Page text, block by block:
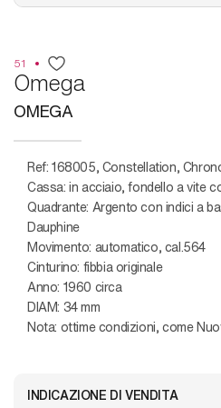
51
Omega
OMEGA
Ref: 168005, Constellation,
Cassa: in acciaio, fondello a vite
Quadrante: Argento con indici a
Dauphine
Movimento: automatico, cal.564
Cinturino: fibbia originale
Anno: 1960 circa
DIAM: 34 mm
Nota: ottime condizioni, come
INDICAZIONE DI VENDITA